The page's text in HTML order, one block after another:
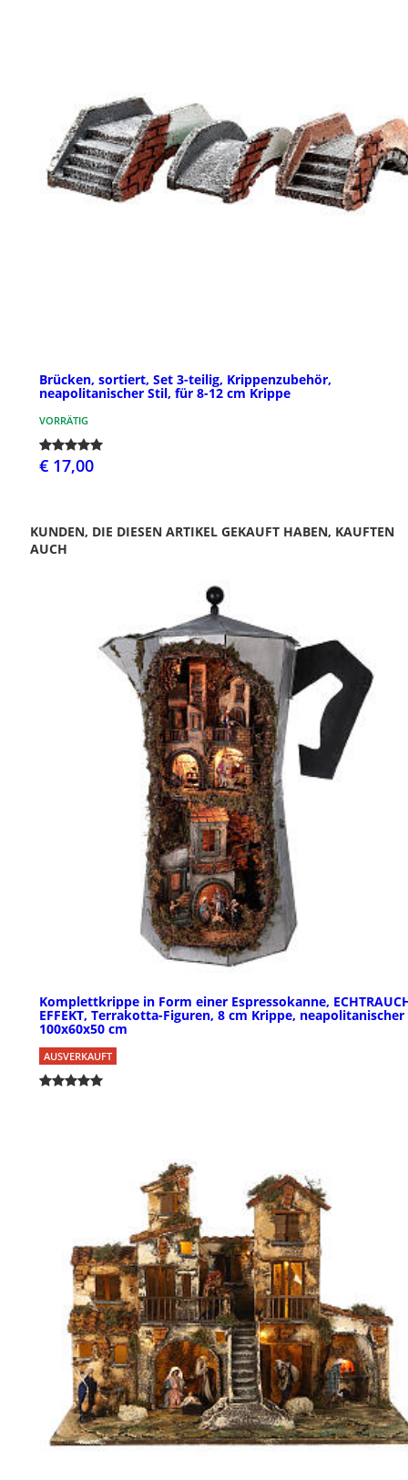
Brücken, sortiert, Set 3-teilig, Krippenzubehör,
neapolitanischer Stil, für 8-12 cm Krippe
VORRÄTIG
€ 17,00
KUNDEN, DIE DIESEN ARTIKEL GEKAUFT HABEN, KAUFTEN
AUCH
Komplettkrippe in Form einer Espressokanne,
EFFEKT, Terrakotta-Figuren, 8 cm Krippe,
100x60x50 cm
AUSVERKAUFT